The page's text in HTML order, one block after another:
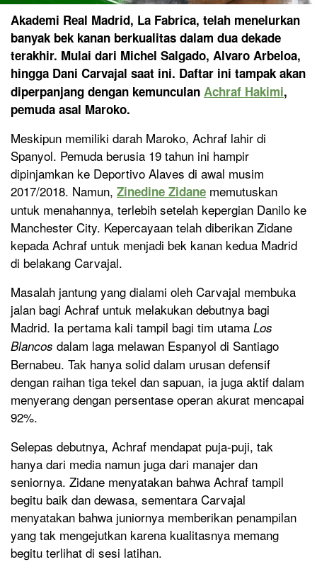
Akademi Real Madrid, La Fabrica, telah menelurkan
banyak bek kanan berkualitas dalam dua dekade
terakhir. Mulai dari Michel Salgado, Alvaro Arbeloa,
hingga Dani Carvajal saat ini. Daftar ini tampak akan
diperpanjang dengan kemunculan Achraf Hakimi,
pemuda asal Maroko.
Meskipun memiliki darah Maroko, Achraf lahir di
Spanyol. Pemuda berusia 19 tahun ini hampir
dipinjamkan ke Deportivo Alaves di awal musim
2017/2018. Namun, Zinedine Zidane memutuskan
untuk menahannya, terlebih setelah kepergian Danilo ke
Manchester City. Kepercayaan telah diberikan Zidane
kepada Achraf untuk menjadi bek kanan kedua Madrid
di belakang Carvajal.
Masalah jantung yang dialami oleh Carvajal membuka
jalan bagi Achraf untuk melakukan debutnya bagi
Madrid. Ia pertama kali tampil bagi tim utama Los
Blancos dalam laga melawan Espanyol di Santiago
Bernabeu. Tak hanya solid dalam urusan defensif
dengan raihan tiga tekel dan sapuan, ia juga aktif dalam
menyerang dengan persentase operan akurat mencapai
92%.
Selepas debutnya, Achraf mendapat puja-puji, tak
hanya dari media namun juga dari manajer dan
seniornya. Zidane menyatakan bahwa Achraf tampil
begitu baik dan dewasa, sementara Carvajal
menyatakan bahwa juniornya memberikan penampilan
yang tak mengejutkan karena kualitasnya memang
begitu terlihat di sesi latihan.